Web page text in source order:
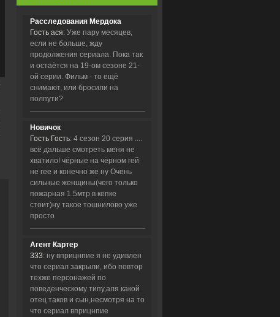
Расследования Мердока
Гость ася: Уже пару месяцев,
если не больше, жду
продолжения сериала. Пока так
и остаётся на 19-ом сезоне 21-
ой серии. Фильм - то ещё
снимают, или бросили на
полпути?
Новичок
Гость Гость: 4 сезон 20 серия ....
всё дальше смотреть меня не
хватило! чёрные на чёрном гей
не гее и конечно же ну Очень
сильные женщины(чего только
пожарная 1.5мтр в кепке
стоит)ну такое тошнилово уже
просто
Агент Картер
333: ну вприцнпие я не удивлен
что сериал закрыли, ибо повтор
техже персонажей по
поведенческому типу,аля какой
отец таков и сын,несмотря на то
что сериал вприцнпие